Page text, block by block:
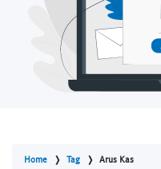
Home Tag Arus Kas